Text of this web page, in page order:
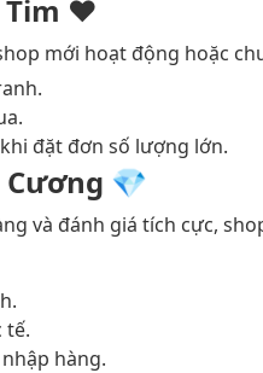
Tim ❤️
mới hoạt động hoặc
đặt đơn số lượng lớn.
💎
và đánh giá tích cực,
tế.
hàng.